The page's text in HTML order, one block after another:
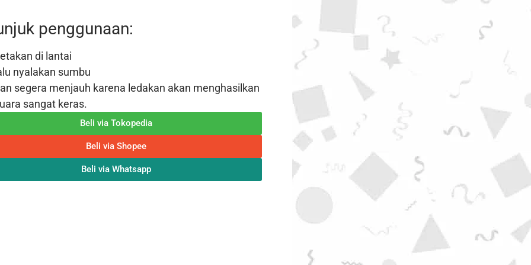
penggunaan:
di lantai
nyalakan sumbu
segera menjauh karena ledakan akan menghasilkan
sangat keras.
Beli via Tokopedia
Beli via Shopee
Beli via Whatsapp